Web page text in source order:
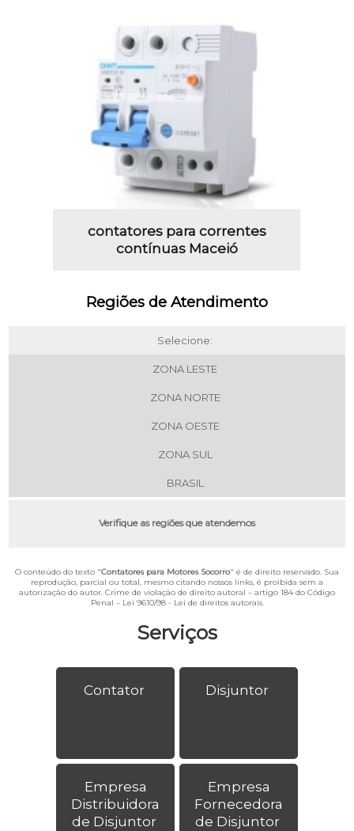
Serviços
Contator Disjuntor
Empresa
Distribuidora
de Disjuntor
Empresa
Fornecedora
de Disjuntor
contatores para correntes
contínuas Maceió
Regiões de Atendimento
Selecione:
ZONA LESTE
ZONA NORTE
ZONA OESTE
ZONA SUL
BRASIL
Verifique as regiões que atendemos
O conteúdo do texto "Contatores para Motores Socorro" é de direito reservado. Sua
reprodução, parcial ou total, mesmo citando nossos links, é proibida sem a
autorização do autor. Crime de violação de direito autoral – artigo 184 do Código
Penal – Lei 9610/98 - Lei de direitos autorais.